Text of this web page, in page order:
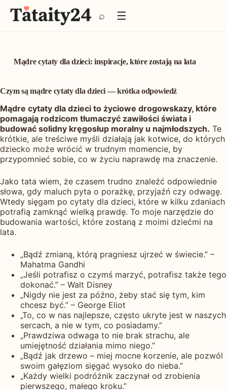
P
r
d
o
r
e
ś
c
i
⌕ ☰
Mądre cytaty dla dzieci: inspiracje, które zostają na lata
Czym są mądre cytaty dla dzieci — krótka odpowiedź
Mądre cytaty dla dzieci to życiowe drogowskazy, które
pomagają rodzicom tłumaczyć zawiłości świata i
budować solidny kręgosłup moralny u najmłodszych. Te
krótkie, ale treściwe myśli działają jak kotwice, do których
dziecko może wrócić w trudnym momencie, by
przypomnieć sobie, co w życiu naprawdę ma znaczenie.
Jako tata wiem, że czasem trudno znaleźć odpowiednie
słowa, gdy maluch pyta o porażkę, przyjaźń czy odwagę.
Wtedy sięgam po cytaty dla dzieci, które w kilku zdaniach
potrafią zamknąć wielką prawdę. To moje narzędzie do
budowania wartości, które zostaną z moimi dziećmi na
lata.
„Bądź zmianą, którą pragniesz ujrzeć w świecie.” –
Mahatma Gandhi
„Jeśli potrafisz o czymś marzyć, potrafisz także tego
dokonać.” – Walt Disney
„Nigdy nie jest za późno, żeby stać się tym, kim
chcesz być.” – George Eliot
„To, co w nas najlepsze, często ukryte jest w naszych
sercach, a nie w tym, co posiadamy.”
„Prawdziwa odwaga to nie brak strachu, ale
umiejętność działania mimo niego.”
„Bądź jak drzewo – miej mocne korzenie, ale pozwól
swoim gałęziom sięgać wysoko do nieba.”
„Każdy wielki podróżnik zaczynał od zrobienia
pierwszego, małego kroku.”